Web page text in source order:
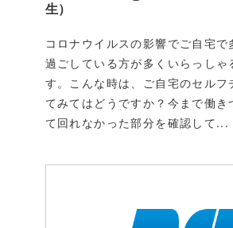
生）
コロナウイルスの影響でご自宅で
過ごしている方が多くいらっしゃ
す。こんな時は、ご自宅のセルフ
てみてはどうですか？今まで働き
て回れなかった部分を確認して...